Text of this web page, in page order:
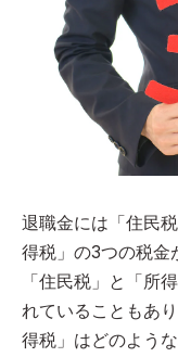
退職金には「住民
得税」の3つの税金
「住民税」と「所
れていることもあ
得税」はどのよう